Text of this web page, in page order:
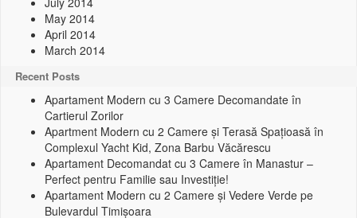
May 2014
April 2014
March 2014
Recent Posts
Apartament Modern cu 3 Camere Decomandate în
Cartierul Zorilor
Apartment Modern cu 2 Camere și Terasă Spațioasă în
Complexul Yacht Kid, Zona Barbu Văcărescu
Apartament Decomandat cu 3 Camere în Manastur –
Perfect pentru Familie sau Investiție!
Apartament Modern cu 2 Camere și Vedere Verde pe
Bulevardul Timișoara